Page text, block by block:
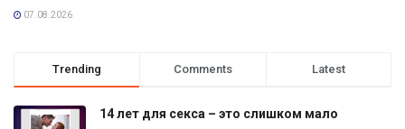
07.08.2026
Trending Comments Latest
14 лет для секса – это слишком мало